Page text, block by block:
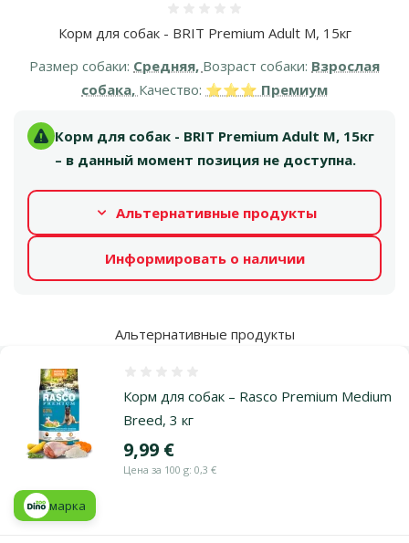
Корм для собак - BRIT Premium Adult M, 15кг
Размер собаки: Средняя, Возраст собаки: Взрослая
собака, Качество: ⭐⭐⭐ Премиум
Корм для собак - BRIT Premium Adult M, 15кг
– в данный момент позиция не доступна.
Альтернативные продукты
Информировать о наличии
Альтернативные продукты
Корм для собак – Rasco Premium Medium
Breed, 3 кг
Цена
9,99 €
Цена за 100 g: 0,3 €
марка